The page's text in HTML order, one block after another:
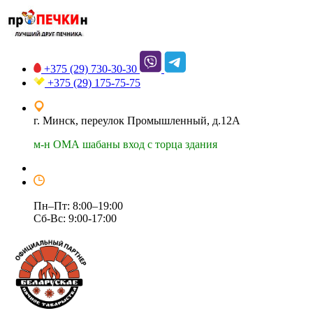
+375 (29) 730-30-30
+375 (29) 175-75-75
г. Минск, переулок Промышленный, д.12А
м-н ОМА шабаны вход с торца здания
Пн–Пт: 8:00–19:00
Сб-Вс: 9:00-17:00